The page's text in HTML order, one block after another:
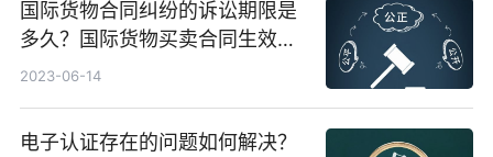
国际货物合同纠纷的诉讼期限是
多久？国际货物买卖合同生效的
要件是什么？|每日热闻
2023-06-14
电子认证存在的问题如何解决？